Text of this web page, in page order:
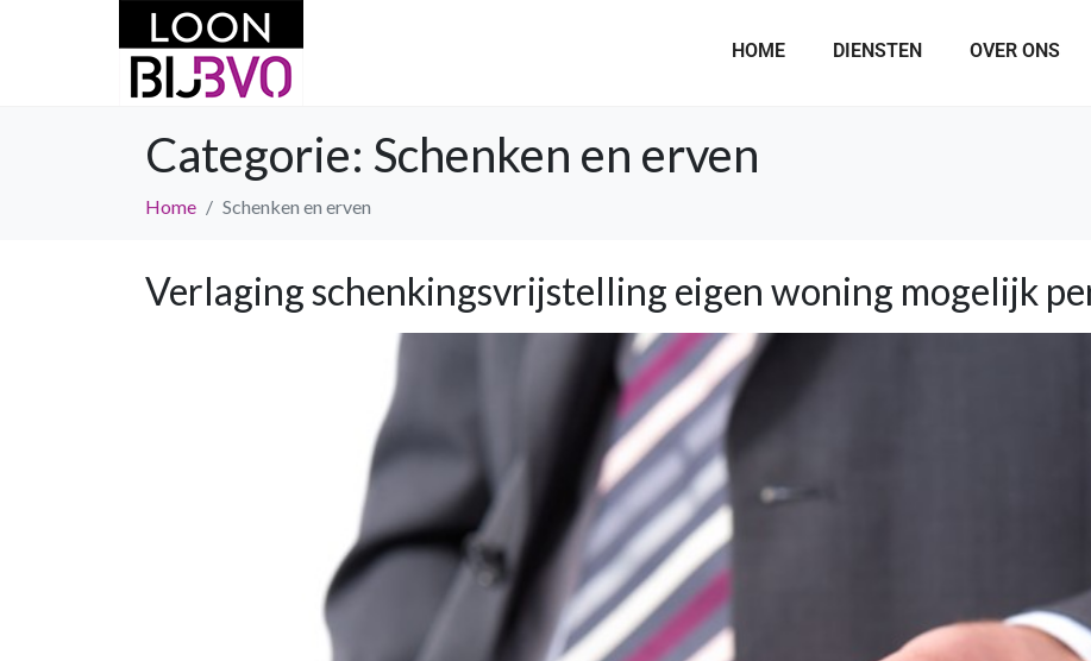
HOME DIENSTEN OVER ONS
Categorie: Schenken en erven
Home Schenken en erven
Verlaging schenkingsvrijstelling eigen woning mogelijk